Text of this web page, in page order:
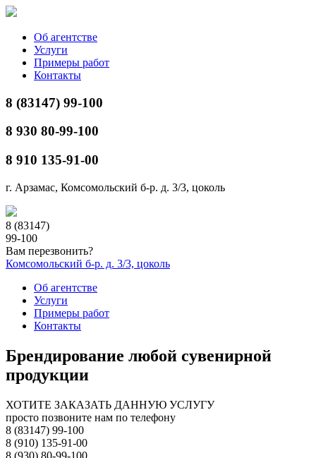
Об агентстве
Услуги
Примеры работ
Контакты
8 (83147) 99-100
8 930 80-99-100
8 910 135-91-00
г. Арзамас, Комсомольский б-р. д. 3/3, цоколь
8 (83147)
99-100
Вам перезвонить?
Комсомольский б-р. д. 3/3, цоколь
Об агентстве
Услуги
Примеры работ
Контакты
Брендирование любой сувенирной
продукции
ХОТИТЕ ЗАКАЗАТЬ ДАННУЮ УСЛУГУ
просто позвоните нам по телефону
8 (83147) 99-100
8 (910) 135-91-00
8 (930) 80-99-100